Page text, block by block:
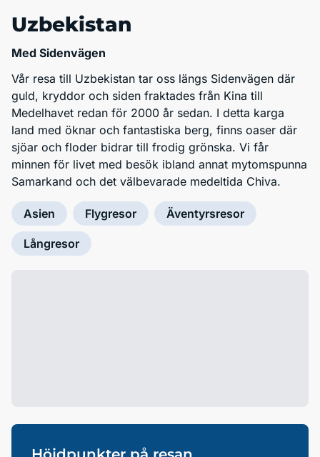
Uzbekistan
Med Sidenvägen
Vår resa till Uzbekistan tar oss längs Sidenvägen där
guld, kryddor och siden fraktades från Kina till
Medelhavet redan för 2000 år sedan. I detta karga
land med öknar och fantastiska berg, finns oaser där
sjöar och floder bidrar till frodig grönska. Vi får
minnen för livet med besök ibland annat mytomspunna
Samarkand och det välbevarade medeltida Chiva.
Asien Flygresor Äventyrsresor
Långresor